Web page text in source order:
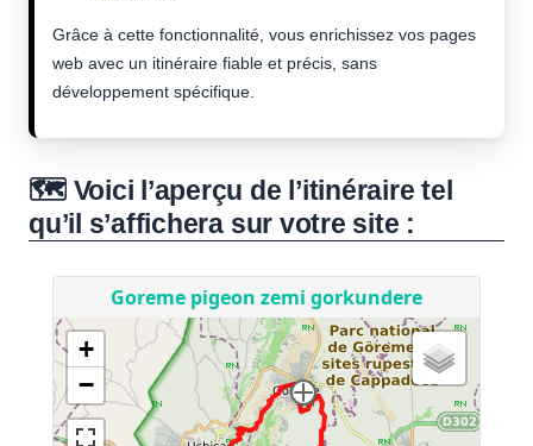
Grâce à cette fonctionnalité, vous enrichissez vos pages
web avec un itinéraire fiable et précis, sans
développement spécifique.
🗺️ Voici l’aperçu de l’itinéraire tel
qu’il s’affichera sur votre site :